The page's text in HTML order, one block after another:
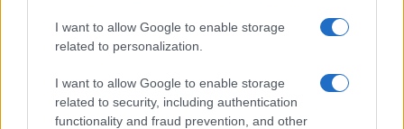
I want to allow Google to enable storage
related to personalization.
I want to allow Google to enable storage
related to security, including authentication
functionality and fraud prevention, and other